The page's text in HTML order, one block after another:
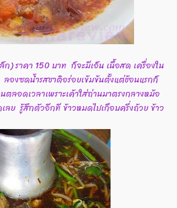
ก) ราคา 150 บาท ก็จะมีเอ็น เนื้อสด เครื่องใน
ลองซดน้ำรสชาติอร่อยเข้มข้นตั้งแต่ช้อนแรกก็
ลอดเวลาเพราะเค้าใส่ถ่านมาตรงกลางหม้อ
ลย รู้สึกตัวอีกที ข้าวหมดไปเกือบครึ่งถ้วย ข้าว